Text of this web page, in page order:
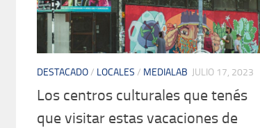
DESTACADO/ LOCALES / MEDIALAB JULIO 17, 2023
Los centros culturales que tenés
que visitar estas vacaciones de